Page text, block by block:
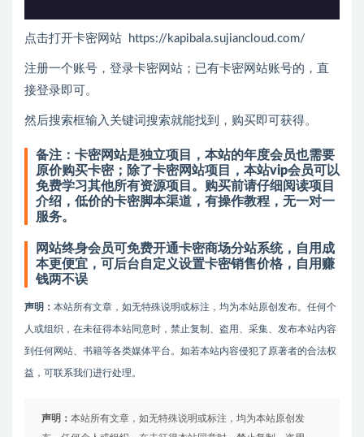
点击打开卡密网站 https://kapibala.sujiancloud.com/
注册一个账号，登录卡密网站；已有卡密网站账号的，直
接登录即可。
然后搜索框输入关键词搜索就能找到，购买即可获得。
备注：卡密网站是独立项目，本站的年度会员也需要
原价购买卡密；除了卡密网站项目，本站vip会员可以
免费学习其他所有资源项目。 购买前请仔细阅读项目
介绍，低价的卡密脚本渠道，有操作教程，无一对一
服务。
网站终身会员可免费开通卡密商场分站系统，自用成
本更便宜，可后台自定义设置卡密销售价格，自用赚
钱两不误
声明： 本站所有文章，如无特殊说明或标注，均为本站原创发布。任何个
人或组织，在未征得本站同意时，禁止复制、盗用、采集、发布本站内容
到任何网站、书籍等各类媒体平台。如若本站内容侵犯了原著者的合法权
益，可联系我们进行处理。
声明： 本站所有文章，如无特殊说明或标注，均为本站原创发